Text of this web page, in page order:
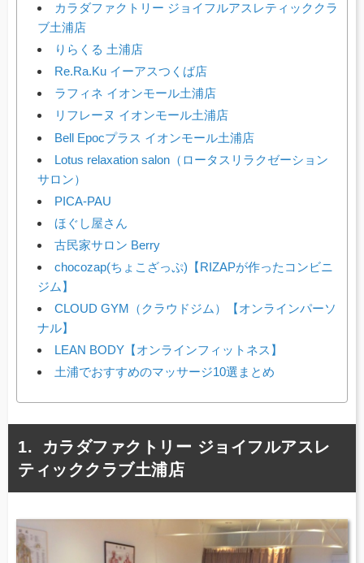
カラダファクトリー ジョイフルアスレティッククラ
ブ土浦店
りらくる 土浦店
Re.Ra.Ku イーアスつくば店
ラフィネ イオンモール土浦店
リフレーヌ イオンモール土浦店
Bell Epocプラス イオンモール土浦店
Lotus relaxation salon（ロータスリラクゼーション
サロン）
PICA-PAU
ほぐし屋さん
古民家サロン Berry
chocozap(ちょこざっぷ)【RIZAPが作ったコンビニ
ジム】
CLOUD GYM（クラウドジム）【オンラインパーソ
ナル】
LEAN BODY【オンラインフィットネス】
土浦でおすすめのマッサージ10選まとめ
カラダファクトリー ジョイフルアスレ
ティッククラブ土浦店